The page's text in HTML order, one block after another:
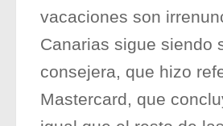
vacaciones son
Canarias sigue siendo
consejera, que hizo
Mastercard, que